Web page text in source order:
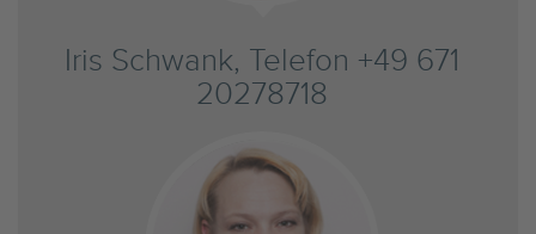
Iris Schwank, Telefon +49 671
20278718